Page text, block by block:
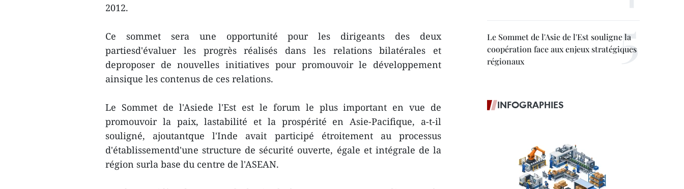
2012.
Ce sommet sera une opportunité pour les dirigeants des deux
partiesd'évaluer les progrès réalisés dans les relations bilatérales et
deproposer de nouvelles initiatives pour promouvoir le développement
ainsique les contenus de ces relations.
Le Sommet de l'Asiede l'Est est le forum le plus important en vue de
promouvoir la paix, lastabilité et la prospérité en Asie-Pacifique, a-t-il
souligné, ajoutantque l'Inde avait participé étroitement au processus
d'établissementd'une structure de sécurité ouverte, égale et intégrale de la
région surla base du centre de l'ASEAN.
Le Sommet de l'Asie de l'Est souligne la
coopération face aux enjeux stratégiques
régionaux
INFOGRAPHIES